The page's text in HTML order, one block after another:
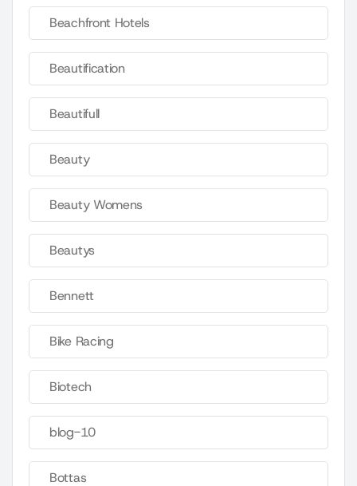
Beachfront Hotels
Beautification
Beautifull
Beauty
Beauty Womens
Beautys
Bennett
Bike Racing
Biotech
blog-10
Bottas